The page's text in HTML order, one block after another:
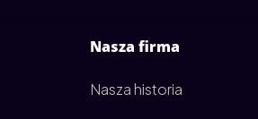
Nasza firma
Nasza historia